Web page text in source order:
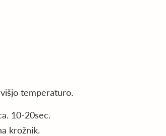
temperaturo.
10-20sec.
krožnik.